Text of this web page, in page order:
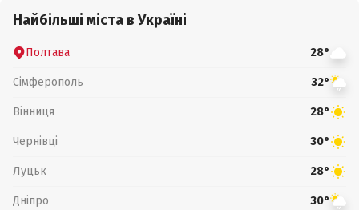
Найбільші міста в Україні
Полтава 28°
Сімферополь 32°
Вінниця 28°
Чернівці 30°
Луцьк 28°
Дніпро 30°